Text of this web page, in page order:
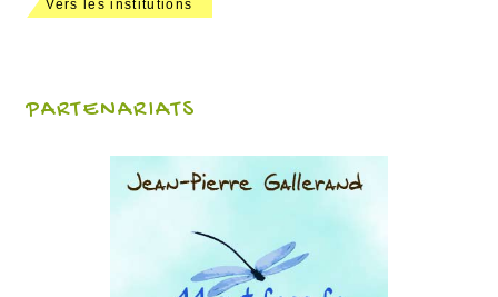
Vers les institutions
PARTENARIATS